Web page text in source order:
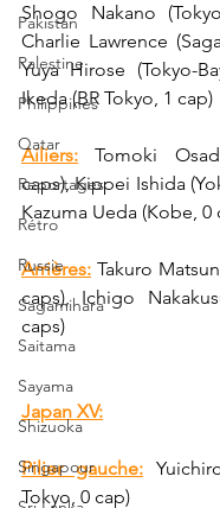
Pakistan
Palestine
Philippines
Qatar
Reportages
Rétro
Russie
Sagamihara
Saitama
Sayama
Shizuoka
Singapour
Shogo Nakano
Charlie Lawrence
Yuya Hirose (Tokyo-
Ikeda (BR Tokyo, 1 cap)
Ailiers: Tomoki
caps), Kippei Ishida
Kazuma Ueda (Kobe, 0
Arrières: Takuro
caps), Ichigo
caps)
Japan XV:
Pilier gauche:
Tokyo, 0 cap)